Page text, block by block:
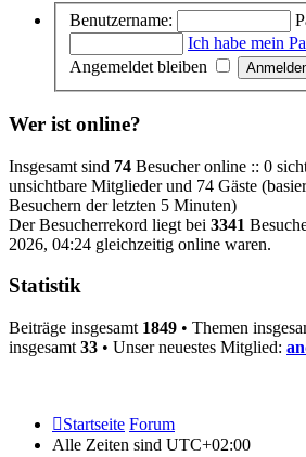
Benutzername:
Ich habe mein
Angemeldet bleiben
Wer ist online?
Insgesamt sind 74 Besucher online :: 0
unsichtbare Mitglieder und 74 Gäste
Besuchern der letzten 5 Minuten)
Der Besucherrekord liegt bei 3341
2026, 04:24 gleichzeitig online waren.
Statistik
Beiträge insgesamt 1849 • Themen
insgesamt 33 • Unser neuestes Mitglied:
Startseite Forum
Alle Zeiten sind UTC+02:00